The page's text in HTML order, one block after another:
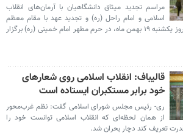
مراسم تجدید میثاق دانشگاهیان با آرمان‌های انقلاب
اسلامی و امام راحل (ره) و تجدید عهد با مقام معظم
رهبری (مد ظله) امروز یکشنبه ۱۹ بهمن ماه، در حرم مطهر امام خمینی (ره) برگزار
قالیباف: انقلاب اسلامی روی شعارهای
خود برابر مستکبران ایستاده است
ری- رئیس مجلس شورای اسلامی گفت: نظم غرب‌محور
از همان لحظه‌ای که انقلاب اسلامی توانست خود را
تعریف کند دچار بحران شد.